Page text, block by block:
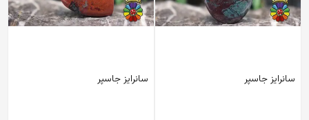
سانرایز جاسپر سانرایز جاسپر